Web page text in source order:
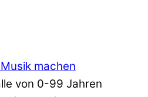
von 0-99 Jahren